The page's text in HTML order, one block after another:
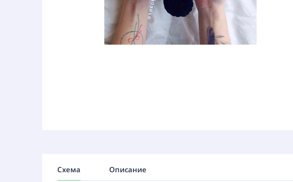
Схема Описание